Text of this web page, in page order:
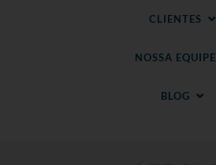
CLIENTES
NOSSA EQUIPE
BLOG